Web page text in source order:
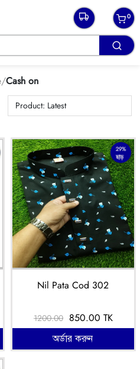
0
/Cash on
29%
ছাড়
Nil Pata Cod 302
1200.00 850.00 TK
অর্ডার করুন